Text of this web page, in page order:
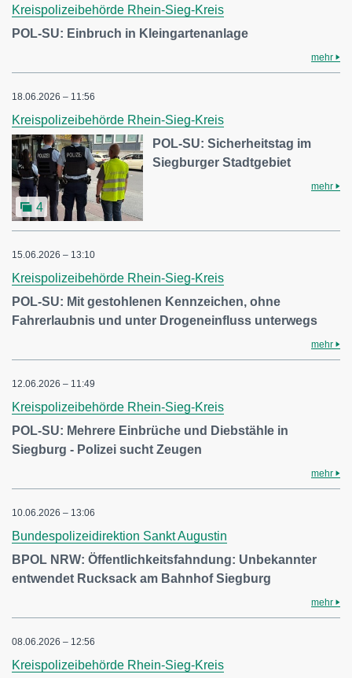
Kreispolizeibehörde Rhein-Sieg-Kreis
POL-SU: Einbruch in Kleingartenanlage
mehr
18.06.2026 – 11:56
Kreispolizeibehörde Rhein-Sieg-Kreis
4
POL-SU: Sicherheitstag im
Siegburger Stadtgebiet
mehr
15.06.2026 – 13:10
Kreispolizeibehörde Rhein-Sieg-Kreis
POL-SU: Mit gestohlenen Kennzeichen, ohne
Fahrerlaubnis und unter Drogeneinfluss unterwegs
mehr
12.06.2026 – 11:49
Kreispolizeibehörde Rhein-Sieg-Kreis
POL-SU: Mehrere Einbrüche und Diebstähle in
Siegburg - Polizei sucht Zeugen
mehr
10.06.2026 – 13:06
Bundespolizeidirektion Sankt Augustin
BPOL NRW: Öffentlichkeitsfahndung: Unbekannter
entwendet Rucksack am Bahnhof Siegburg
mehr
08.06.2026 – 12:56
Kreispolizeibehörde Rhein-Sieg-Kreis